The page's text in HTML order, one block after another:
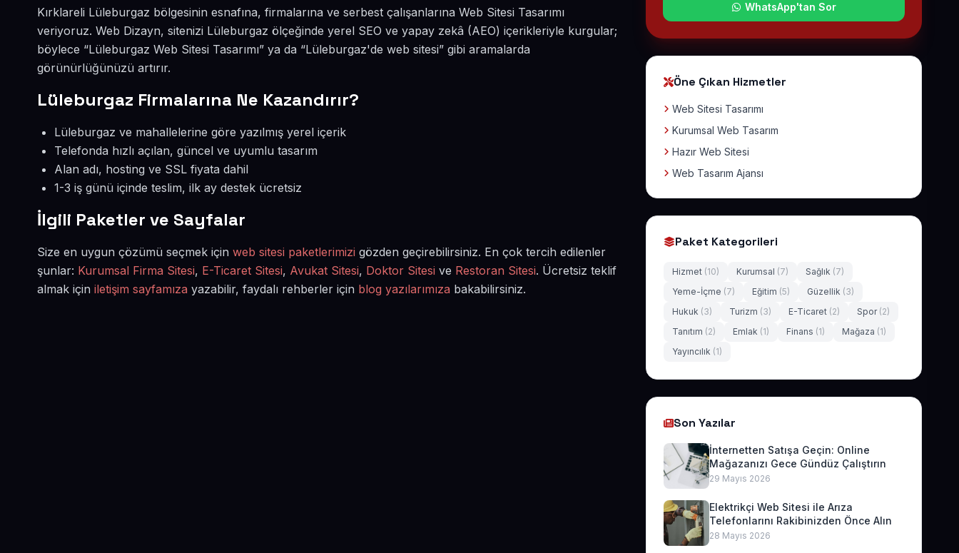
Kırklareli Lüleburgaz bölgesinin esnafına, firmalarına ve serbest çalışanlarına Web Sitesi Tasarımı
veriyoruz. Web Dizayn, sitenizi Lüleburgaz ölçeğinde yerel SEO ve yapay zekâ (AEO) içerikleriyle kurgular;
böylece “Lüleburgaz Web Sitesi Tasarımı” ya da “Lüleburgaz'de web sitesi” gibi aramalarda
görünürlüğünüzü artırır.
Lüleburgaz Firmalarına Ne Kazandırır?
Lüleburgaz ve mahallelerine göre yazılmış yerel içerik
Telefonda hızlı açılan, güncel ve uyumlu tasarım
Alan adı, hosting ve SSL fiyata dahil
1-3 iş günü içinde teslim, ilk ay destek ücretsiz
İlgili Paketler ve Sayfalar
Size en uygun çözümü seçmek için web sitesi paketlerimizi gözden geçirebilirsiniz. En çok tercih edilenler
şunlar: Kurumsal Firma Sitesi, E-Ticaret Sitesi, Avukat Sitesi, Doktor Sitesi ve Restoran Sitesi. Ücretsiz teklif
almak için iletişim sayfamıza yazabilir, faydalı rehberler için blog yazılarımıza bakabilirsiniz.
WhatsApp'tan Sor
Öne Çıkan Hizmetler
Web Sitesi Tasarımı
Kurumsal Web Tasarım
Hazır Web Sitesi
Web Tasarım Ajansı
Paket Kategorileri
Hizmet (10) Kurumsal (7) Sağlık (7)
Yeme-İçme (7) Eğitim (5) Güzellik (3)
Hukuk (3) Turizm (3) E-Ticaret (2) Spor (2)
Tanıtım (2) Emlak (1) Finans (1) Mağaza (1)
Yayıncılık (1)
Son Yazılar
İnternetten Satışa Geçin: Online
Mağazanızı Gece Gündüz Çalıştırın
29 Mayıs 2026
Elektrikçi Web Sitesi ile Arıza
Telefonlarını Rakibinizden Önce Alın
28 Mayıs 2026